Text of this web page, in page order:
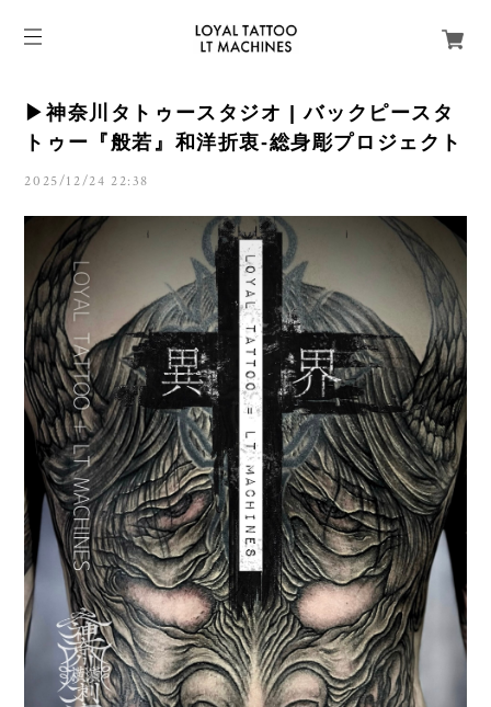
▶︎神奈川タトゥースタジオ | バックピースタ
トゥー『般若』和洋折衷-総身彫プロジェクト
2025/12/24 22:38